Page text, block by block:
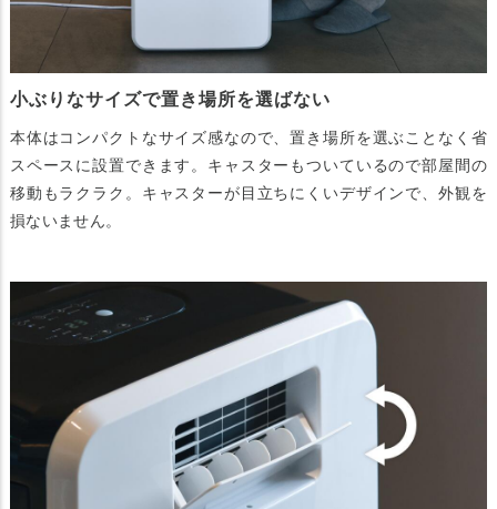
小ぶりなサイズで置き場所を選ばない
本体はコンパクトなサイズ感なので、置き場所を選ぶことなく省
スペースに設置できます。キャスターもついているので部屋間の
移動もラクラク。キャスターが目立ちにくいデザインで、外観を
損ないません。